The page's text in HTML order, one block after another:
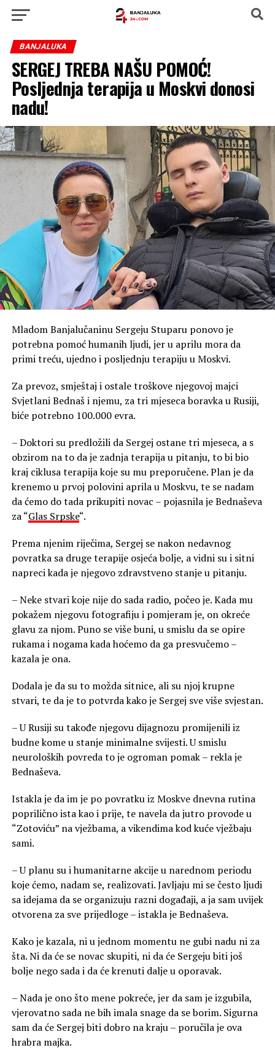
BANJALUKA
SERGEJ TREBA NAŠU POMOĆ!
Posljednja terapija u Moskvi donosi
nadu!
Mladom Banjalučaninu Sergeju Stuparu ponovo je
potrebna pomoć humanih ljudi, jer u aprilu mora da
primi treću, ujedno i posljednju terapiju u Moskvi.
Za prevoz, smještaj i ostale troškove njegovoj majci
Svjetlani Bednaš i njemu, za tri mjeseca boravka u Rusiji,
biće potrebno 100.000 evra.
– Doktori su predložili da Sergej ostane tri mjeseca, a s
obzirom na to da je zadnja terapija u pitanju, to bi bio
kraj ciklusa terapija koje su mu preporučene. Plan je da
krenemo u prvoj polovini aprila u Moskvu, te se nadam
da ćemo do tada prikupiti novac – pojasnila je Bednaševa
za “Glas Srpske“.
Prema njenim riječima, Sergej se nakon nedavnog
povratka sa druge terapije osjeća bolje, a vidni su i sitni
napreci kada je njegovo zdravstveno stanje u pitanju.
– Neke stvari koje nije do sada radio, počeo je. Kada mu
pokažem njegovu fotografiju i pomjeram je, on okreće
glavu za njom. Puno se više buni, u smislu da se opire
rukama i nogama kada hoćemo da ga presvučemo –
kazala je ona.
Dodala je da su to možda sitnice, ali su njoj krupne
stvari, te da je to potvrda kako je Sergej sve više svjestan.
– U Rusiji su takođe njegovu dijagnozu promijenili iz
budne kome u stanje minimalne svijesti. U smislu
neuroloških povreda to je ogroman pomak – rekla je
Bednaševa.
Istakla je da im je po povratku iz Moskve dnevna rutina
poprilično ista kao i prije, te navela da jutro provode u
“Zotoviću” na vježbama, a vikendima kod kuće vježbaju
sami.
– U planu su i humanitarne akcije u narednom periodu
koje ćemo, nadam se, realizovati. Javljaju mi se često ljudi
sa idejama da se organizuju razni događaji, a ja sam uvijek
otvorena za sve prijedloge – istakla je Bednaševa.
Kako je kazala, ni u jednom momentu ne gubi nadu ni za
šta. Ni da će se novac skupiti, ni da će Sergeju biti još
bolje nego sada i da će krenuti dalje u oporavak.
– Nada je ono što mene pokreće, jer da sam je izgubila,
vjerovatno sada ne bih imala snage da se borim. Sigurna
sam da će Sergej biti dobro na kraju – poručila je ova
hrabra majka.